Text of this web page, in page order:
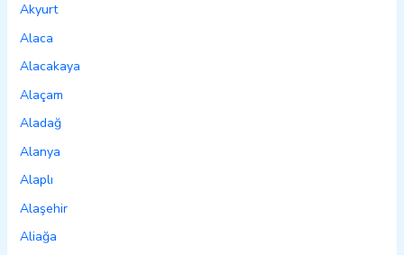
Akyurt
Alaca
Alacakaya
Alaçam
Aladağ
Alanya
Alaplı
Alaşehir
Aliağa